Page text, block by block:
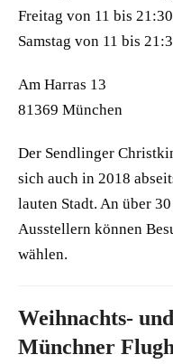
Freitag von 11 bis
Samstag von 11 bis
Am Harras 13
81369 München
Der Sendlinger
sich auch in 2018
lauten Stadt. An über
Ausstellern können
wählen.
Weihnachts-
Münchner